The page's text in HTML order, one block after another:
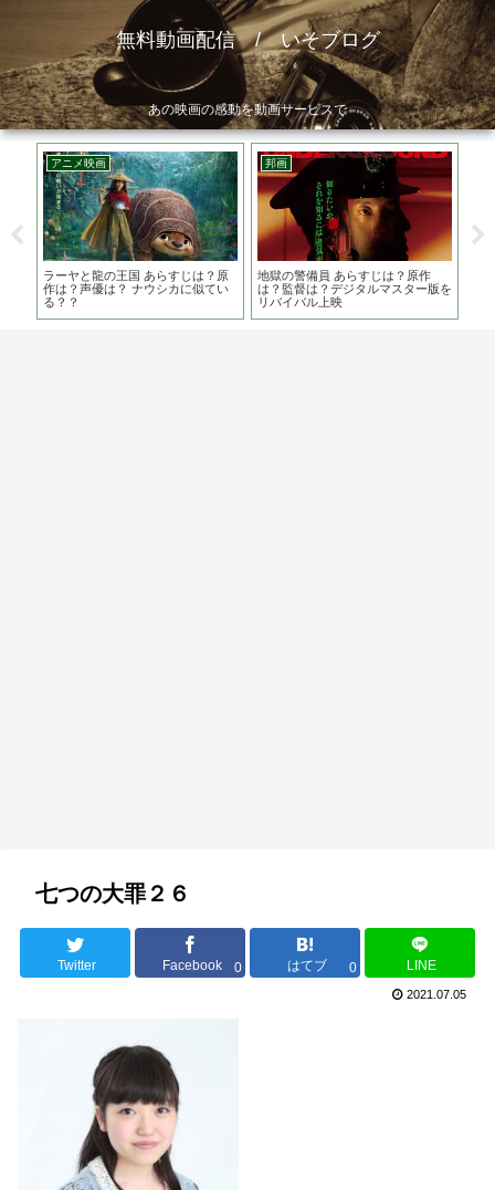
無料動画配信 / いそブログ
あの映画の感動を動画サービスで
アニメ映画
ラーヤと龍の王国 あらすじは？原
作は？声優は？ ナウシカに似てい
る？？
邦画
地獄の警備員 あらすじは？原作
は？監督は？デジタルマスター版を
リバイバル上映
七つの大罪２６
Twitter Facebook 0 はてブ 0 LINE
2021.07.05